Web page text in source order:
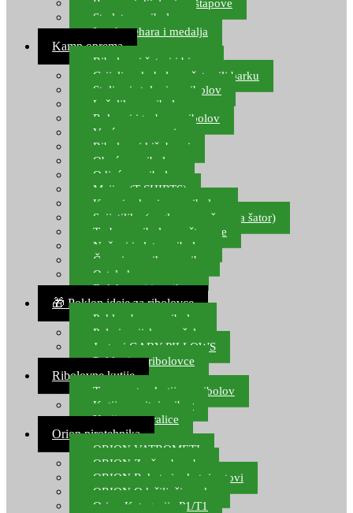
Rezervni dijelovi za štapove
Starlete za ribolov
Izrada pehara i medalja
Kamp oprema
Ribolovni šatori i bivvy
Grijalice, kuhala za šator ili barku
Stolice i stolovi za ribolov
Ležaljke za ribolov
Ruksaci i torbe za ribolov
Vreće za spavanje
Ribolovni kišobrani
Obuća za ribolov
Odjeća za ribolov
Majice (T-SHIRTS)
Kape i rukavice za ribolov
Svijetiljke (naglavne, ručne, za šator)
Torbe za ribolovne štapove
Noževi i alat za ribolov
Čamci za prihranu ribe
Ostala kamp oprema
Dalekozori i optika
🎁 Poklon ideje za ribolovce
Poklon bon za ribolov
Polarizacijske naočale
Jastuci GABY PILLOWS
Pokloni za ribolovce
Ribolovne kutije
Transportne kutije za ribolov
Kutije za sitni pribor
Kutije za varalice
Orion pirotehnika
ORION VATROMETI
ORION Zračne bombe
ORION Rakete i raketni setovi
ORION Odašiljači zvuka
Orion Kategorija P1/T1